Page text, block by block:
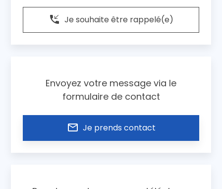
phone_callback Je souhaite être rappelé(e)
Envoyez votre message via le
formulaire de contact
mail_outline Je prends contact